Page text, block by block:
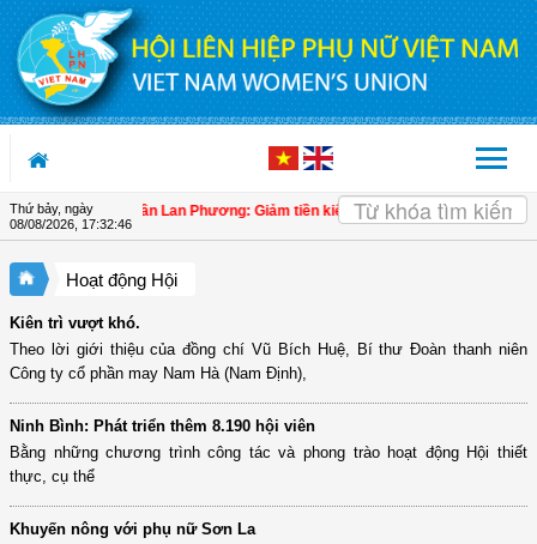
Truy cập nội dung luôn
Thứ bảy, ngày
08/08/2026, 17:32:47
| Đại biểu Trần Lan Phương: Giảm tiền kiểm phải đi cùng hậu kiểm thực
Hoạt động Hội
Kiên trì vượt khó.
Theo lời giới thiệu của đồng chí Vũ Bích Huệ, Bí thư Đoàn thanh niên
Công ty cổ phần may Nam Hà (Nam Định),
Ninh Bình: Phát triển thêm 8.190 hội viên
Bằng những chương trình công tác và phong trào hoạt động Hội thiết
thực, cụ thể
Khuyến nông với phụ nữ Sơn La